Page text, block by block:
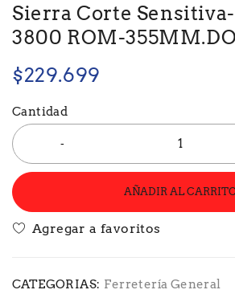
Sierra Corte
3800 ROM-
$229.699
Cantidad
AÑADIR AL
CATEGORIAS: Ferretería General